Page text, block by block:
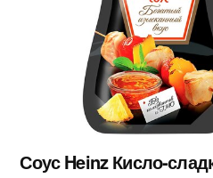
Соус Heinz Кисло-